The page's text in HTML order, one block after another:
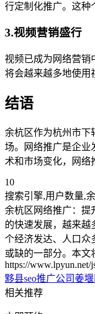
行定制化推广。这种
3.视频营销盛行
视频已成为网络营销
将会越来越多地使用
结语
余杭区作为杭州市下
场。网络推广是企业
术和市场变化，网络
10
搜索引擎,用户数量,
余杭区网络推广：提
的快速发展，越来越
个经济发达、人口众
或缺的一部分。本文
https://www.lpyun.net/
黟县seo推广公司姜
相关推荐